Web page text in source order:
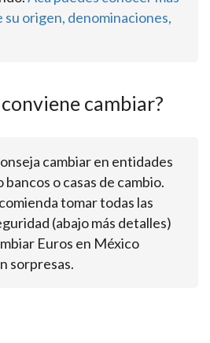
su origen, denominaciones,
cambiar?
cambiar en entidades
o casas de cambio.
tomar todas las
(abajo más detalles)
Euros en México
sorpresas.